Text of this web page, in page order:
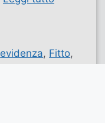
evidenza, Fitto,